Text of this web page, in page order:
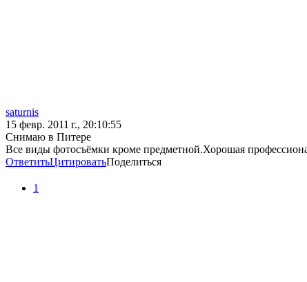
saturnis
15 февр. 2011 г., 20:10:55
Снимаю в Питере
Все виды фотосъёмки кроме предметной.Хорошая
ОтветитьЦитироватьПоделиться
1